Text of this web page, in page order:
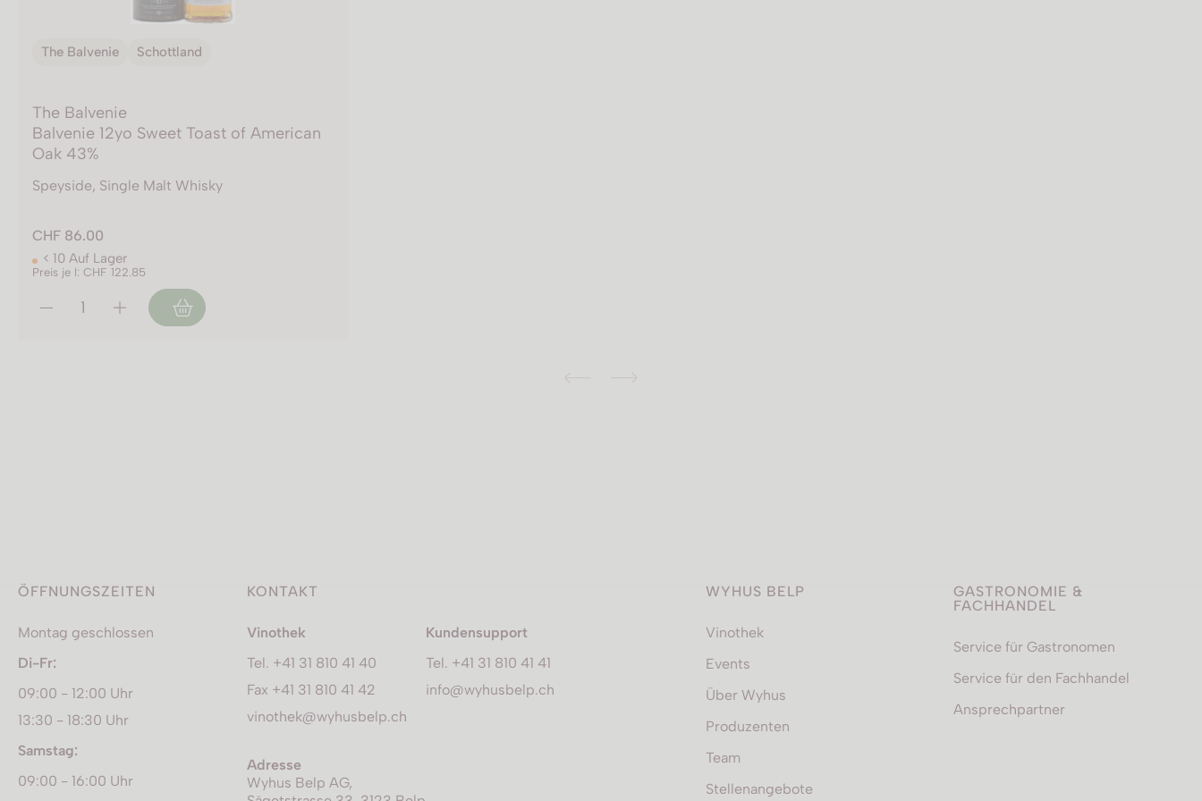
The Balvenie Schottland
The Balvenie
Balvenie 12yo Sweet Toast of American
Oak 43%
Speyside, Single Malt Whisky
CHF 86.00
< 10 Auf Lager
Preis je l: CHF 122.85
ÖFFNUNGSZEITEN
Montag geschlossen
Di-Fr:
09:00 - 12:00 Uhr
13:30 - 18:30 Uhr
Samstag:
09:00 - 16:00 Uhr
KONTAKT
Vinothek
Tel. +41 31 810 41 40
Fax +41 31 810 41 42
vinothek@wyhusbelp.ch
Adresse
Wyhus Belp AG,
Kundensupport
Tel. +41 31 810 41 41
info@wyhusbelp.ch
WYHUS BELP
Vinothek
Events
Über Wyhus
Produzenten
Team
Stellenangebote
GASTRONOMIE &
FACHHANDEL
Service für Gastronomen
Service für den Fachhandel
Ansprechpartner